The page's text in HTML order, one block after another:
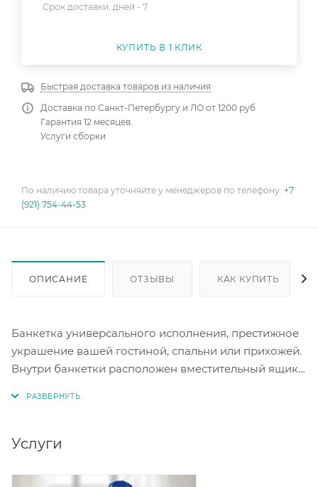
Срок доставки, дней - 7
КУПИТЬ В 1 КЛИК
Быстрая доставка товаров из наличия
Доставка по Санкт-Петербургу и ЛО от 1200 руб
Гарантия 12 месяцев.
Услуги сборки
По наличию товара уточняйте у менеджеров по телефону: +7
(921) 754-44-53
ОПИСАНИЕ ОТЗЫВЫ КАК КУПИТЬ
Банкетка универсального исполнения, престижное
украшение вашей гостиной, спальни или прихожей.
Внутри банкетки расположен вместительный ящик
Услуги